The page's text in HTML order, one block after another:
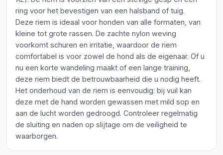
ring voor het bevestigen van een halsband of tuig.
Deze riem is ideaal voor honden van alle formaten, van
kleine tot grote rassen. De zachte nylon weving
voorkomt schuren en irritatie, waardoor de riem
comfortabel is voor zowel de hond als de eigenaar. Of u
nu een korte wandeling maakt of een lange training,
deze riem biedt de betrouwbaarheid die u nodig heeft.
Het onderhoud van de riem is eenvoudig: bij vuil kan
deze met de hand worden gewassen met mild sop en
aan de lucht worden gedroogd. Controleer regelmatig
de sluiting en naden op slijtage om de veiligheid te
waarborgen.